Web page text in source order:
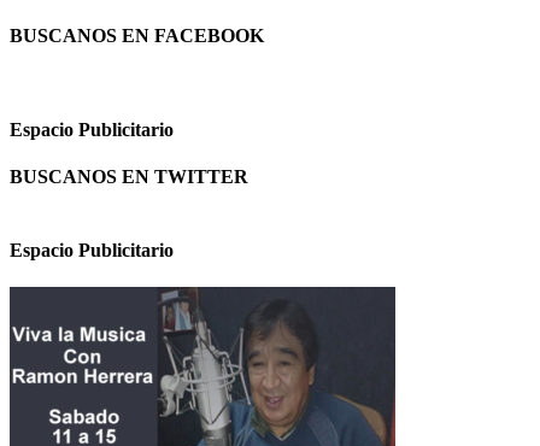
BUSCANOS EN FACEBOOK
Espacio Publicitario
BUSCANOS EN TWITTER
Espacio Publicitario